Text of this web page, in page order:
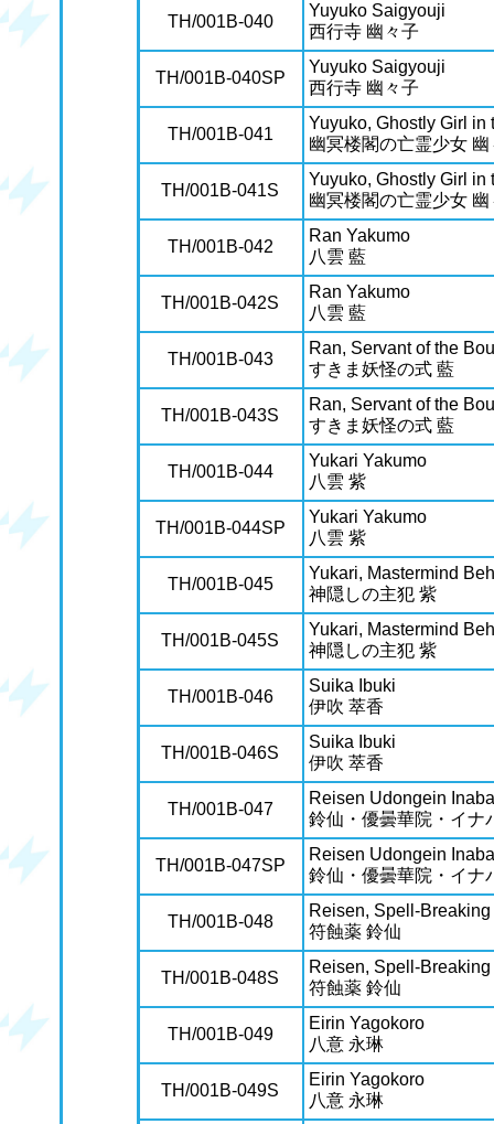
TH/001B-040
Yuyuko Saigyouji
西行寺 幽々子
TH/001B-040SP
Yuyuko Saigyouji
西行寺 幽々子
TH/001B-041
Yuyuko, Ghostly Girl in
幽冥楼閣の亡霊少女 幽
TH/001B-041S
Yuyuko, Ghostly Girl in
幽冥楼閣の亡霊少女 幽
TH/001B-042
Ran Yakumo
八雲 藍
TH/001B-042S
Ran Yakumo
八雲 藍
TH/001B-043
Ran, Servant of the
すきま妖怪の式 藍
TH/001B-043S
Ran, Servant of the
すきま妖怪の式 藍
TH/001B-044
Yukari Yakumo
八雲 紫
TH/001B-044SP
Yukari Yakumo
八雲 紫
TH/001B-045
Yukari, Mastermind
神隠しの主犯 紫
TH/001B-045S
Yukari, Mastermind
神隠しの主犯 紫
TH/001B-046
Suika Ibuki
伊吹 萃香
TH/001B-046S
Suika Ibuki
伊吹 萃香
TH/001B-047
Reisen Udongein
鈴仙・優曇華院・イナ
TH/001B-047SP
Reisen Udongein
鈴仙・優曇華院・イナ
TH/001B-048
Reisen, Spell-
符蝕薬 鈴仙
TH/001B-048S
Reisen, Spell-
符蝕薬 鈴仙
TH/001B-049
Eirin Yagokoro
八意 永琳
TH/001B-049S
Eirin Yagokoro
八意 永琳